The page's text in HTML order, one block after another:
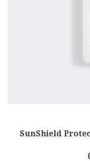
SunShield